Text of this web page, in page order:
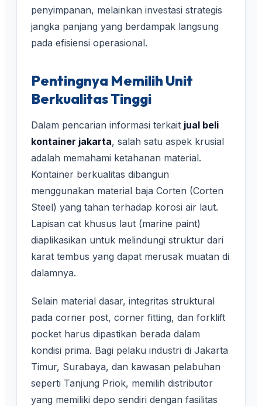
penyimpanan, melainkan investasi strategis
jangka panjang yang berdampak langsung
pada efisiensi operasional.
Pentingnya Memilih Unit
Berkualitas Tinggi
Dalam pencarian informasi terkait jual beli
kontainer jakarta, salah satu aspek krusial
adalah memahami ketahanan material.
Kontainer berkualitas dibangun
menggunakan material baja Corten (Corten
Steel) yang tahan terhadap korosi air laut.
Lapisan cat khusus laut (marine paint)
diaplikasikan untuk melindungi struktur dari
karat tembus yang dapat merusak muatan di
dalamnya.
Selain material dasar, integritas struktural
pada corner post, corner fitting, dan forklift
pocket harus dipastikan berada dalam
kondisi prima. Bagi pelaku industri di Jakarta
Timur, Surabaya, dan kawasan pelabuhan
seperti Tanjung Priok, memilih distributor
yang memiliki depo sendiri dengan fasilitas